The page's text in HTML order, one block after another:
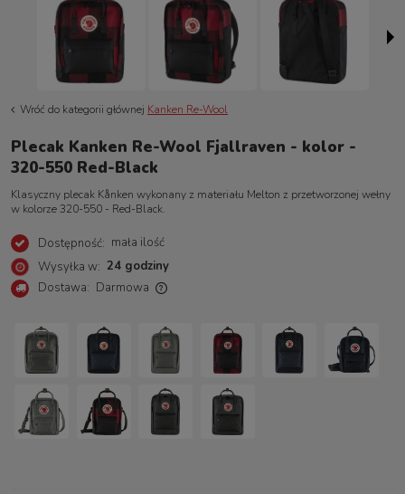
Wróć do kategorii głównej Kanken Re-Wool
Plecak Kanken Re-Wool Fjallraven - kolor -
320-550 Red-Black
Klasyczny plecak Kånken wykonany z materiału Melton z przetworzonej wełny
w kolorze 320-550 - Red-Black.
Dostępność: mała ilość
Wysyłka w: 24 godziny
Dostawa: Darmowa